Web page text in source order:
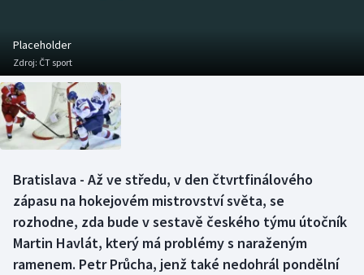
Basketbal
Biatlon
Boby a skeleton
Box
Curling
Dostihy
Historické návraty
Aplikace ČT sport
AZ kvíz
Placeholder
Zdroj: ČT sport
Bratislava - Až ve středu, v den čtvrtfinálového
zápasu na hokejovém mistrovství světa, se
rozhodne, zda bude v sestavě českého týmu útočník
Martin Havlát, který má problémy s naraženým
ramenem. Petr Průcha, jenž také nedohrál pondělní